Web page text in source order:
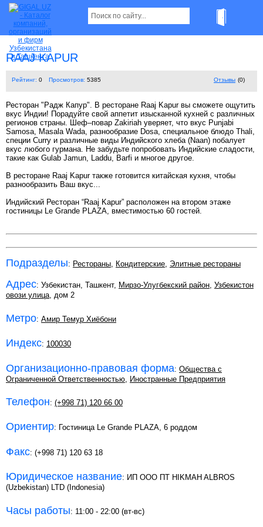
RAAJ KAPUR
Рейтинг: 0 Просмотров: 5385 Отзывы (0)
Ресторан "Радж Капур". В ресторане Raaj Kapur вы сможете ощутить
вкус Индии! Порадуйте свой аппетит изысканной кухней с различных
регионов страны. Шеф–повар Zakiriah уверяет, что вкус Punjabi
Samosa, Masala Wada, разнообразие Dosa, специальное блюдо Thali,
специи Curry и различные виды Индийского хлеба (Naan) побалует
вкус любого гурмана. Не забудьте попробовать Индийские сладости,
такие как Gulab Jamun, Laddu, Barfi и многое другое.
В ресторане Raaj Kapur также готовится китайская кухня, чтобы
разнообразить Ваш вкус...
Индийский Ресторан “Raaj Kapur” раcположен на втором этаже
гостиницы Le Grande PLAZA, вместимостью 60 гостей.
Подразделы: Рестораны, Кондитерские, Элитные рестораны
Адрес: Узбекистан, Ташкент, Мирзо-Улугбекский район, Узбекистон
овози улица, дом 2
Метро: Амир Темур Хиёбони
Индекс: 100030
Организационно-правовая форма: Общества с
Ограниченной Ответственностью Иностранные Предприятия
Телефон: (+998 71) 120 66 00
Ориентир: Гостиница Le Grande PLAZA, 6 роддом
Факс: (+998 71) 120 63 18
Юридическое название: ИП ООО ПТ HIKMAH ALBROS
(Uzbekistan) LTD (Indonesia)
Часы работы: 11:00 - 22:00 (вт-вс)